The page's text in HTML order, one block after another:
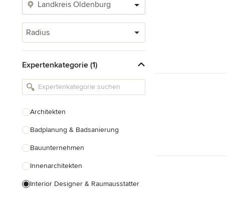
Radius
Expertenkategorie (1)
Architekten
Badplanung & Badsanierung
Bauunternehmen
Innenarchitekten
Interior Designer & Raumausstatter